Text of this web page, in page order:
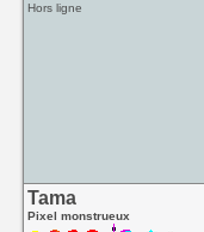
Hors ligne
Tama
Pixel monstrueux